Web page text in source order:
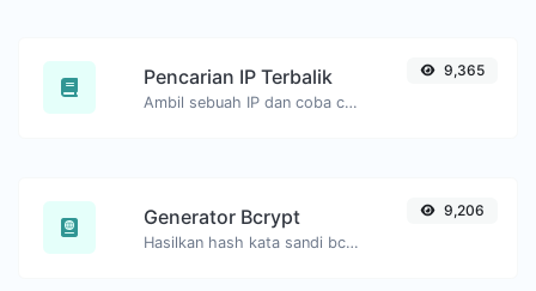
Pencarian IP Terbalik
Ambil sebuah IP dan coba cari domain/host yang terkait dengannya.
9,365
Generator Bcrypt
Hasilkan hash kata sandi bcrypt untuk input string apa pun.
9,206